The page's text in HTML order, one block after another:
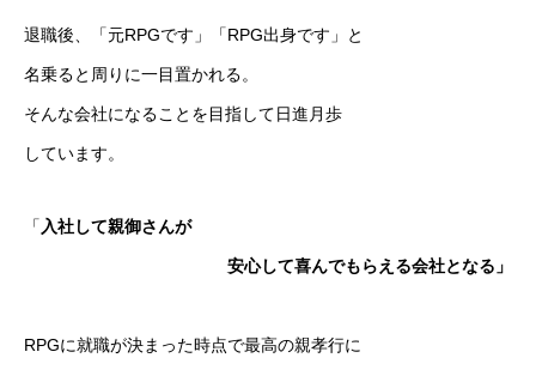
退職後、「元RPGです」「RPG出身です」と
名乗ると周りに一目置かれる。
そんな会社になることを目指して日進月歩
しています。
「 入社して親御さんが
安心して喜んでもらえる会社となる」
RPGに就職が決まった時点で最高の親孝行に